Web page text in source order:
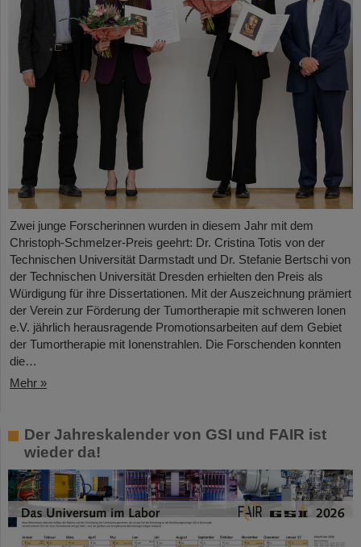
Zwei junge Forscherinnen wurden in diesem Jahr mit dem
Christoph-Schmelzer-Preis geehrt: Dr. Cristina Totis von der
Technischen Universität Darmstadt und Dr. Stefanie Bertschi von
der Technischen Universität Dresden erhielten den Preis als
Würdigung für ihre Dissertationen. Mit der Auszeichnung prämiert
der Verein zur Förderung der Tumortherapie mit schweren Ionen
e.V. jährlich herausragende Promotionsarbeiten auf dem Gebiet
der Tumortherapie mit Ionenstrahlen. Die Forschenden konnten
die…
Mehr »
Der Jahreskalender von GSI und FAIR ist
wieder da!